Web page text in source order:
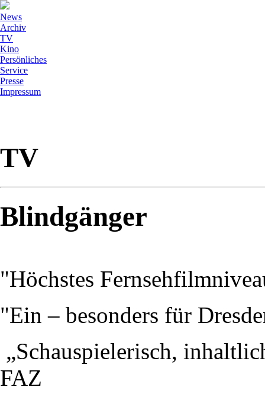
News
Archiv
TV
Kino
Persönliches
Service
Presse
Impressum
TV
Blindgänger
"Höchstes
"Ein – besonders für
„Schauspielerisch,
FAZ